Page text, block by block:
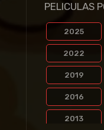
PELICULAS
2025
2022
2019
2016
2013